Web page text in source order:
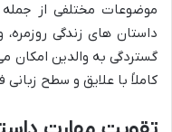
موضوعات مختلفی از جمله
داستان های زندگی
گستردگی به والدین امکان
کاملاً با علایق و سطح